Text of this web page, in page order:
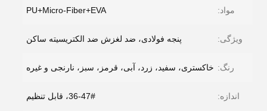
مواد: PU+Micro-Fiber+EVA
ویژگی: پنجه فولادی، ضد لغزش ضد الکتریسیته ساکن
رنگ: خاکستری، سفید، زرد، آبی، قرمز، سبز، نارنجی و غیره
اندازه: 36-47#، قابل تنظیم